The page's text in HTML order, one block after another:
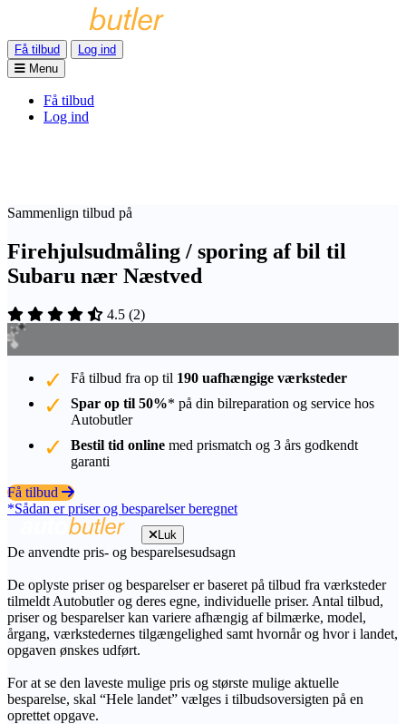
Få tilbud
Log ind
Menu
Få tilbud
Log ind
Sammenlign tilbud på
Firehjulsudmåling / sporing af bil til
Subaru nær Næstved
4.5 (2)
Få tilbud fra op til 190 uafhængige værksteder
Spar op til 50%* på din bilreparation og service hos
Autobutler
Bestil tid online med prismatch og 3 års godkendt
garanti
Få tilbud
*Sådan er priser og besparelser beregnet
Luk
De anvendte pris- og besparelsesudsagn
De oplyste priser og besparelser er baseret på tilbud fra værksteder
tilmeldt Autobutler og deres egne, individuelle priser. Antal tilbud,
priser og besparelser kan variere afhængig af bilmærke, model,
årgang, værkstedernes tilgængelighed samt hvornår og hvor i landet,
opgaven ønskes udført.
For at se den laveste mulige pris og største mulige aktuelle
besparelse, skal “Hele landet” vælges i tilbudsoversigten på en
oprettet opgave.